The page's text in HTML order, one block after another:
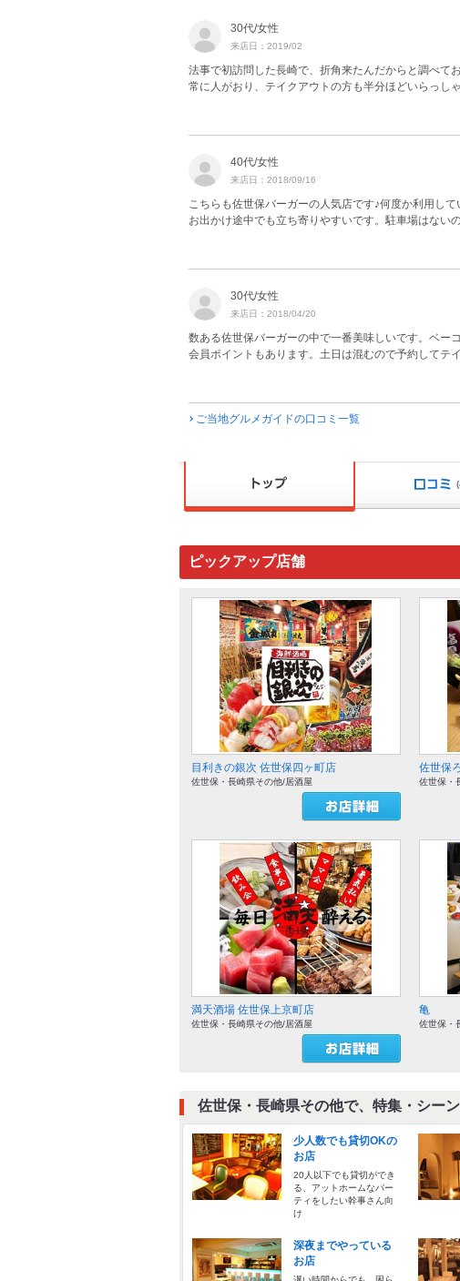
30代/女性
来店日：2019/02
法事で初訪問した長崎で、折角来たんだからと調べて
常に人がおり、テイクアウトの方も半分ほどいらっし
40代/女性
来店日：2018/09/16
こちらも佐世保バーガーの人気店です♪何度か利用し
お出かけ途中でも立ち寄りやすいです。駐車場はな
30代/女性
来店日：2018/04/20
数ある佐世保バーガーの中で一番美味しいです。ベー
会員ポイントもあります。土日は混むので予約してテ
ご当地グルメガイドの口コミ一覧
(
ピックアップ店舗
目利きの銀次 佐世保四ヶ町店
佐世保・長崎県その他/居酒屋
佐世保
佐世保・
満天酒場 佐世保上京町店
佐世保・長崎県その他/居酒屋
亀
佐世保・
佐世保・長崎県その他で、特集・シー
少人数でも貸切OKの
お店
20人以下でも貸切ができ
る、アットホームなパー
ティをしたい幹事さん向
け
深夜までやっている
お店